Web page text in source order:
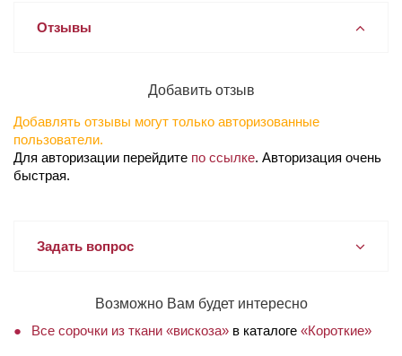
Отзывы
Добавить отзыв
Добавлять отзывы могут только авторизованные
пользователи.
Для авторизации перейдите по ссылке. Авторизация очень
быстрая.
Задать вопрос
Возможно Вам будет интересно
Все сорочки из ткани «вискоза» в каталоге «Короткие»